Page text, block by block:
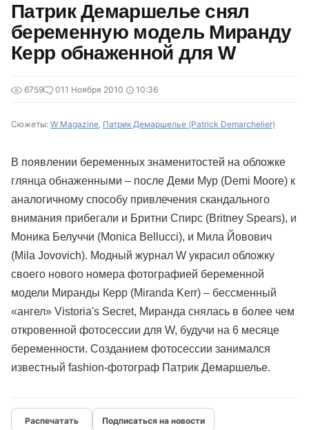
Патрик Демаршелье снял
беременную модель Миранду
Керр обнаженной для W
6759 011 Ноября 2010 10:36
Сюжеты: W Magazine, Патрик Демаршелье (Patrick Demarchelier)
В появлении беременных знаменитостей на обложке
глянца обнаженными – после Деми Мур (Demi Moore) к
аналогичному способу привлечения скандального
внимания прибегали и Бритни Спирс (Britney Spears), и
Моника Белуччи (Monica Bellucci), и Мила Йовович
(Mila Jovovich). Модный журнал W украсил обложку
своего нового номера фотографией беременной
модели Миранды Керр (Miranda Kerr) – бессменный
«ангел» Vistoria's Secret, Миранда снялась в более чем
откровенной фотосессии для W, будучи на 6 месяце
беременности. Созданием фотосессии занимался
известный fashion-фотограф Патрик Демаршелье.
Подписаться на новости